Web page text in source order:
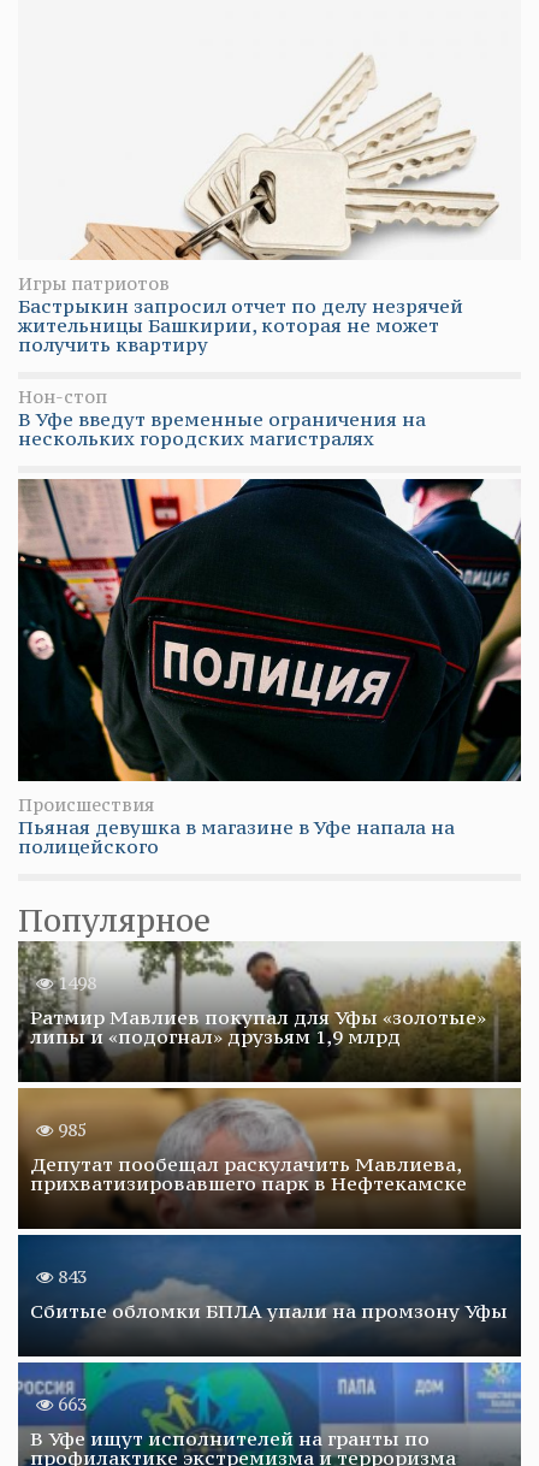
Игры патриотов
Бастрыкин запросил отчет по делу незрячей
жительницы Башкирии, которая не может
получить квартиру
Нон-стоп
В Уфе введут временные ограничения на
нескольких городских магистралях
Происшествия
Пьяная девушка в магазине в Уфе напала на
полицейского
Популярное
1498
Ратмир Мавлиев покупал для Уфы «золотые»
липы и «подогнал» друзьям 1,9 млрд
985
Депутат пообещал раскулачить Мавлиева,
прихватизировавшего парк в Нефтекамске
843
Сбитые обломки БПЛА упали на промзону Уфы
663
В Уфе ищут исполнителей на гранты по
профилактике экстремизма и терроризма